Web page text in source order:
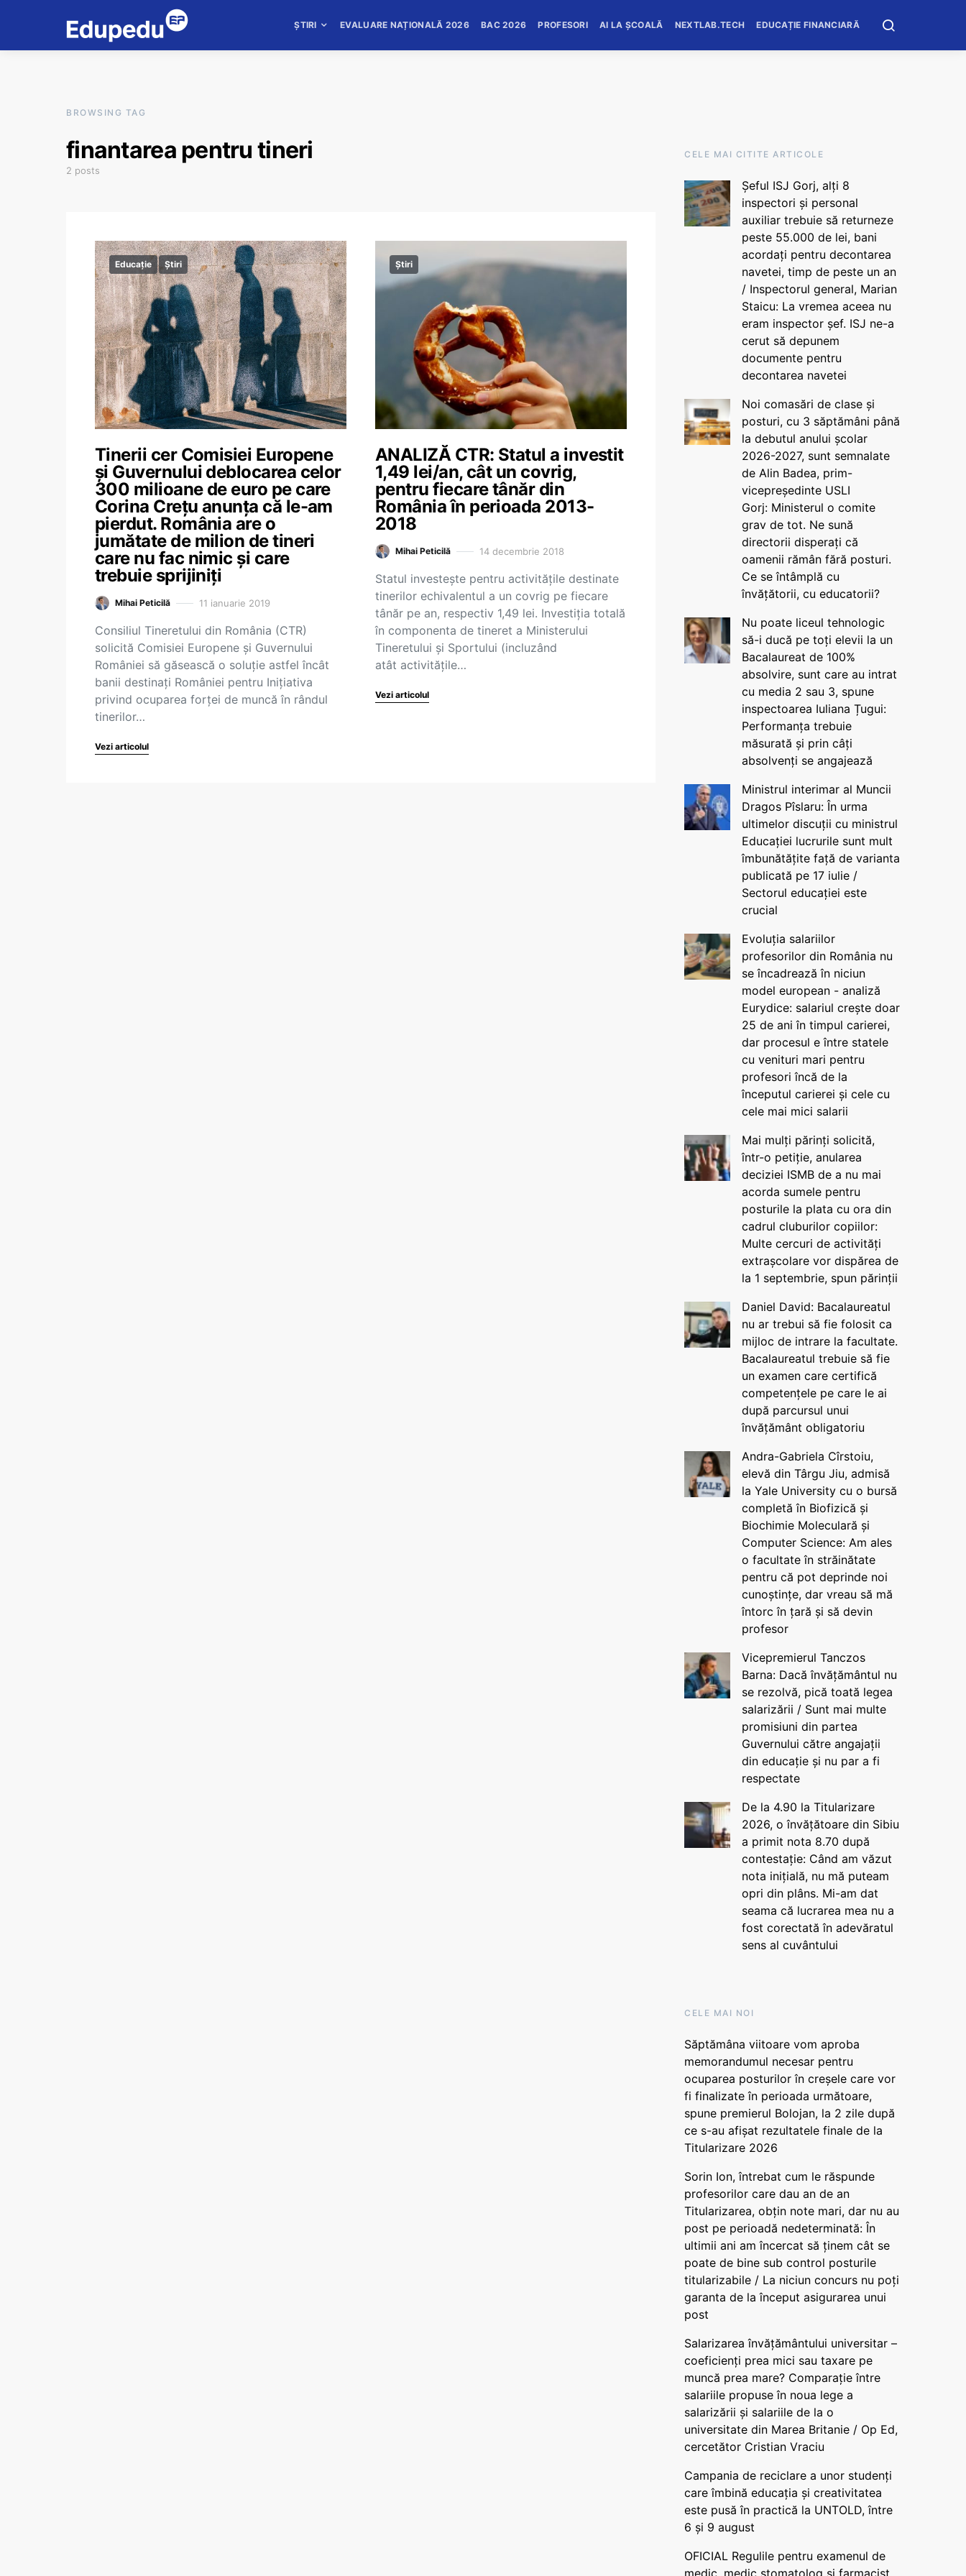
ȘTIRI EVALUARE NAȚIONALĂ 2026 BAC 2026 PROFESORI AI LA ȘCOALĂ NEXTLAB.TECH EDUCAȚIE FINANCIARĂ
BROWSING TAG
finantarea pentru tineri
2 posts
Educație Știri
Tinerii cer Comisiei Europene
și Guvernului deblocarea celor
300 milioane de euro pe care
Corina Crețu anunța că le-am
pierdut. România are o
jumătate de milion de tineri
care nu fac nimic și care
trebuie sprijiniți
Mihai Peticilă 11 ianuarie 2019
Consiliul Tineretului din România (CTR)
solicită Comisiei Europene și Guvernului
României să găsească o soluție astfel încât
banii destinați României pentru Inițiativa
privind ocuparea forței de muncă în rândul
tinerilor…
Vezi articolul
Știri
ANALIZĂ CTR: Statul a investit
1,49 lei/an, cât un covrig,
pentru fiecare tânăr din
România în perioada 2013-
2018
Mihai Peticilă 14 decembrie 2018
Statul investește pentru activitățile destinate
tinerilor echivalentul a un covrig pe fiecare
tânăr pe an, respectiv 1,49 lei. Investiția totală
în componenta de tineret a Ministerului
Tineretului și Sportului (incluzând
atât activitățile…
Vezi articolul
CELE MAI CITITE ARTICOLE
Șeful ISJ Gorj, alți 8
inspectori și personal
auxiliar trebuie să returneze
peste 55.000 de lei, bani
acordați pentru decontarea
navetei, timp de peste un an
/ Inspectorul general, Marian
Staicu: La vremea aceea nu
eram inspector șef. ISJ ne-a
cerut să depunem
documente pentru
decontarea navetei
Noi comasări de clase și
posturi, cu 3 săptămâni până
la debutul anului școlar
2026-2027, sunt semnalate
de Alin Badea, prim-
vicepreședinte USLI
Gorj: Ministerul o comite
grav de tot. Ne sună
directorii disperați că
oamenii rămân fără posturi.
Ce se întâmplă cu
învățătorii, cu educatorii?
Nu poate liceul tehnologic
să-i ducă pe toți elevii la un
Bacalaureat de 100%
absolvire, sunt care au intrat
cu media 2 sau 3, spune
inspectoarea Iuliana Țugui:
Performanța trebuie
măsurată și prin câți
absolvenți se angajează
Ministrul interimar al Muncii
Dragos Pîslaru: În urma
ultimelor discuții cu ministrul
Educației lucrurile sunt mult
îmbunătățite față de varianta
publicată pe 17 iulie /
Sectorul educației este
crucial
Evoluția salariilor
profesorilor din România nu
se încadrează în niciun
model european - analiză
Eurydice: salariul crește doar
25 de ani în timpul carierei,
dar procesul e între statele
cu venituri mari pentru
profesori încă de la
începutul carierei și cele cu
cele mai mici salarii
Mai mulți părinți solicită,
într-o petiție, anularea
deciziei ISMB de a nu mai
acorda sumele pentru
posturile la plata cu ora din
cadrul cluburilor copiilor:
Multe cercuri de activități
extrașcolare vor dispărea de
la 1 septembrie, spun părinții
Daniel David: Bacalaureatul
nu ar trebui să fie folosit ca
mijloc de intrare la facultate.
Bacalaureatul trebuie să fie
un examen care certifică
competențele pe care le ai
după parcursul unui
învățământ obligatoriu
Andra-Gabriela Cîrstoiu,
elevă din Târgu Jiu, admisă
la Yale University cu o bursă
completă în Biofizică și
Biochimie Moleculară și
Computer Science: Am ales
o facultate în străinătate
pentru că pot deprinde noi
cunoștințe, dar vreau să mă
întorc în țară și să devin
profesor
Vicepremierul Tanczos
Barna: Dacă învățământul nu
se rezolvă, pică toată legea
salarizării / Sunt mai multe
promisiuni din partea
Guvernului către angajații
din educație și nu par a fi
respectate
De la 4.90 la Titularizare
2026, o învățătoare din Sibiu
a primit nota 8.70 după
contestație: Când am văzut
nota inițială, nu mă puteam
opri din plâns. Mi-am dat
seama că lucrarea mea nu a
fost corectată în adevăratul
sens al cuvântului
CELE MAI NOI
Săptămâna viitoare vom aproba
memorandumul necesar pentru
ocuparea posturilor în creșele care vor
fi finalizate în perioada următoare,
spune premierul Bolojan, la 2 zile după
ce s-au afișat rezultatele finale de la
Titularizare 2026
Sorin Ion, întrebat cum le răspunde
profesorilor care dau an de an
Titularizarea, obțin note mari, dar nu au
post pe perioadă nedeterminată: În
ultimii ani am încercat să ținem cât se
poate de bine sub control posturile
titularizabile / La niciun concurs nu poți
garanta de la început asigurarea unui
post
Salarizarea învățământului universitar –
coeficienți prea mici sau taxare pe
muncă prea mare? Comparație între
salariile propuse în noua lege a
salarizării și salariile de la o
universitate din Marea Britanie / Op Ed,
cercetător Cristian Vraciu
Campania de reciclare a unor studenți
care îmbină educația și creativitatea
este pusă în practică la UNTOLD, între
6 și 9 august
OFICIAL Regulile pentru examenul de
medic, medic stomatolog și farmacist